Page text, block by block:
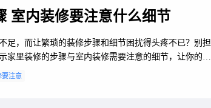
室内装修要注意什么细节
足，而让繁琐的装修步骤和细节困扰得头疼不已？别担
家里装修的步骤与室内装修需要注意的细节，让你的装
要注意